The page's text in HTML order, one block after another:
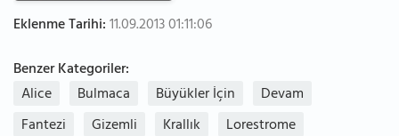
Eklenme Tarihi:11.09.2013 01:11:06
Benzer Kategoriler:
Alice
Bulmaca Büyükler İçin
Devam
Fantezi
Gizemli Krallık
Lorestrome